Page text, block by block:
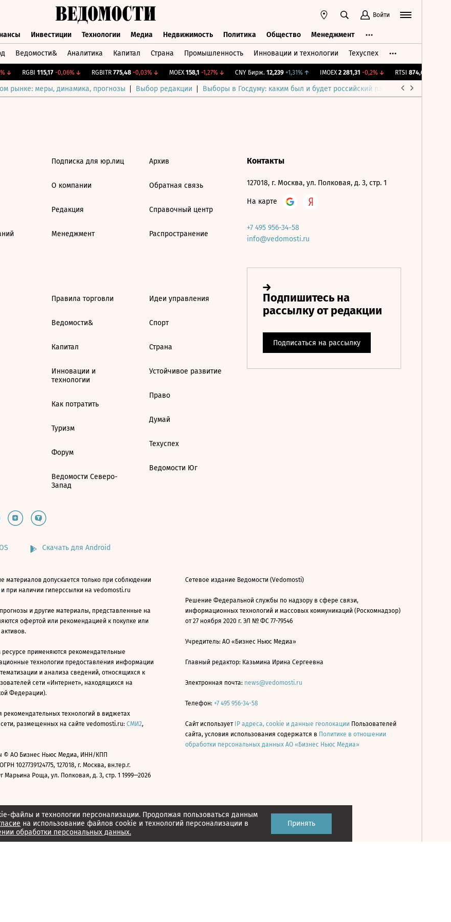
Войти
Инвестиции Технологии Медиа Недвижимость Политика Общество Менеджмент
Ведомости& Аналитика Капитал Страна Промышленность Инновации и технологии Техуспех
↓ RGBI 115,17 -0,06%↓ RGBITR 775,48 -0,03%↓ MOEX 158,1 -1,27%↓ CNY Бирж. 12,239 +1,31%↑ IMOEX 2 281,31 -0,2%↓ RTSI 874,64
рынке: меры, динамика, прогнозы Выбор редакции Выборы в Госдуму: каким был и будет российский парламент
файлы и технологии персонализации. Продолжая пользоваться данным
на использование файлов cookie и технологий персонализации в
обработки персональных данных.
Принять
Подписка для юр.лиц
О компании
Редакция
Менеджмент
Архив
Обратная связь
Справочный центр
Распространение
Правила торговли
Ведомости&
Капитал
Инновации и
технологии
Как потратить
Туризм
Форум
Ведомости Северо-
Запад
Идеи управления
Спорт
Страна
Устойчивое развитие
Право
Думай
Техуспех
Ведомости Юг
Контакты
127018, г. Москва, ул. Полковая, д. 3, стр. 1
На карте
+7 495 956-34-58
info@vedomosti.ru
Скачать для Android
материалов допускается только при соблюдении
и при наличии гиперссылки на vedomosti.ru
и другие материалы, представленные на
офертой или рекомендацией к покупке или
применяются рекомендательные
технологии предоставления информации
и анализа сведений, относящихся к
сети «Интернет», находящихся на
Федерации).
технологий в виджетах
размещенных на сайте vedomosti.ru: СМИ2,
© АО Бизнес Ньюс Медиа, ИНН/КПП
1027739124775, 127018, г. Москва, вн.тер.г.
Марьина Роща, ул. Полковая, д. 3, стр. 1 1999—2026
Сетевое издание Ведомости (Vedomosti)
Решение Федеральной службы по надзору в сфере связи,
информационных технологий и массовых коммуникаций (Роскомнадзор)
от 27 ноября 2020 г. ЭЛ № ФС 77-79546
Учредитель: АО «Бизнес Ньюс Медиа»
Главный редактор: Казьмина Ирина Сергеевна
Электронная почта: news@vedomosti.ru
Телефон: +7 495 956-34-58
Сайт использует IP адреса, cookie и данные геолокации Пользователей
сайта, условия использования содержатся в Политике в отношении
обработки персональных данных АО «Бизнес Ньюс Медиа»